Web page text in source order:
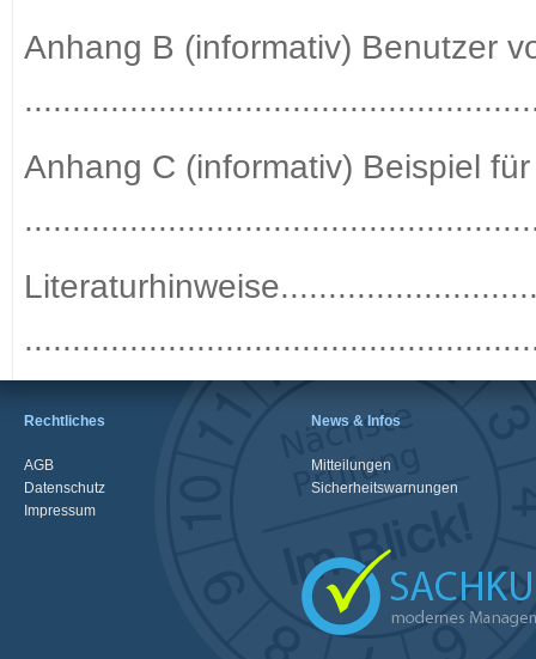
Anhang B (informativ) Benutzer
Anhang C (informativ) Beispiel
Rechtliches
AGB
Datenschutz
Impressum
News & Infos
Mitteilungen
Sicherheitswarnungen